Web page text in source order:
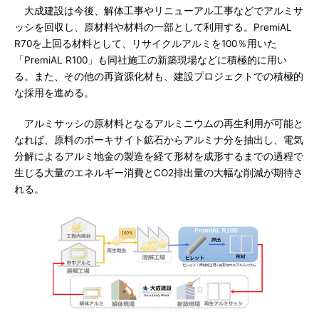
大成建設は今後、解体工事やリニューアル工事などでアルミサ
ッシを回収し、原材料や材料の一部として利用する。PremiAL
R70を上回る材料として、リサイクルアルミを100％用いた
「PremiAL R100」も同社施工の新築現場などに積極的に用い
る。また、その他の再資源化材も、建設プロジェクトでの積極的
な採用を進める。
アルミサッシの原材料となるアルミニウムの再生利用が可能と
なれば、原料のボーキサイト鉱石からアルミナ分を抽出し、電気
分解によるアルミ地金の製造を経て形材を成形するまでの過程で
生じる大量のエネルギー消費とCO2排出量の大幅な削減が期待さ
れる。